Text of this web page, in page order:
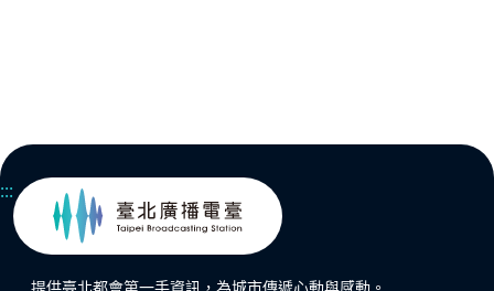
:::
提供臺北都會第一手資訊，為城市傳遞心動與感動。